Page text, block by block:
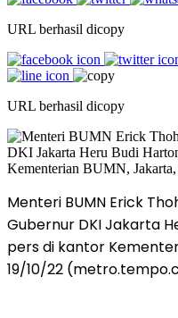
URL berhasil dicopy
URL berhasil dicopy
Menteri BUMN Erick
Gubernur DKI Jakarta
pers di kantor
19/10/22